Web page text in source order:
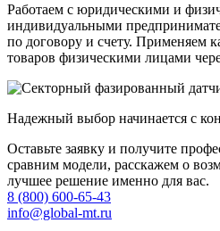
Работаем с юридическими и
индивидуальными
по договору и счету. Применяем
товаров физическими лицами
Надежный выбор начинается с
Оставьте заявку и получите
сравним модели, расскажем о
лучшее решение именно для вас.
8 (800) 600-65-43
info@global-mt.ru